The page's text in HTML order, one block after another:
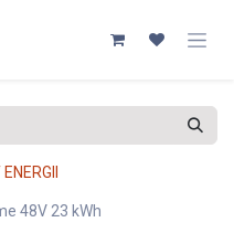
48V 23 kWh